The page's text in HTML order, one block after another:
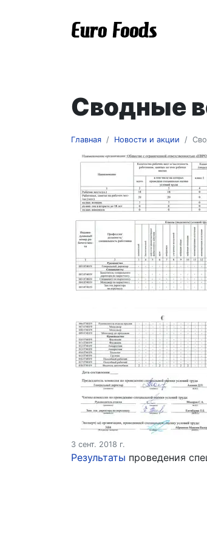
Euro
Сводные
Главная Новости и акции
3 сент. 2018 г.
Результаты проведения